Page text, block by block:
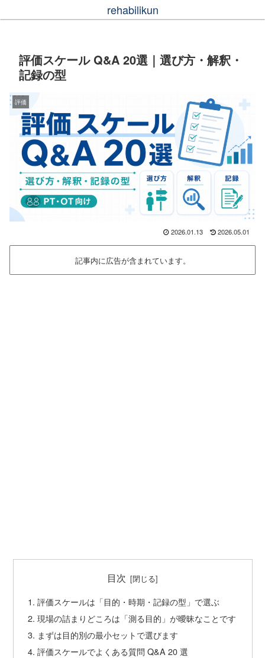
rehabilikun
評価スケール Q&A 20選｜選び方・解釈・
記録の型
評価
2026.01.13 2026.05.01
記事内に広告が含まれています。
目次
評価スケールは「目的・時期・記録の型」で選ぶ
現場の詰まりどころは「測る目的」が曖昧なことです
まずは目的別の最小セットで選びます
評価スケールでよくある質問 Q&A 20 選